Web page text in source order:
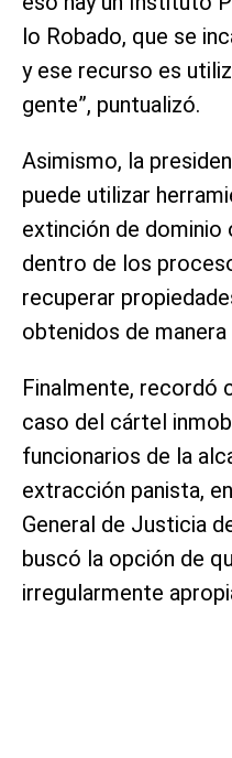
lo Robado, que se
y ese recurso es
gente”, puntualizó.
Asimismo, la
puede utilizar
extinción de
dentro de los
recuperar
obtenidos de
Finalmente, recordó
caso del cártel
funcionarios de la
extracción panista,
General de Justicia
buscó la opción de
irregularmente